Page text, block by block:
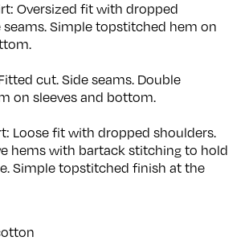
Oversized fit with dropped
seams. Simple topstitched hem on
cut. Side seams. Double
on sleeves and bottom.
Loose fit with dropped shoulders.
hems with bartack stitching to hold
Simple topstitched finish at the